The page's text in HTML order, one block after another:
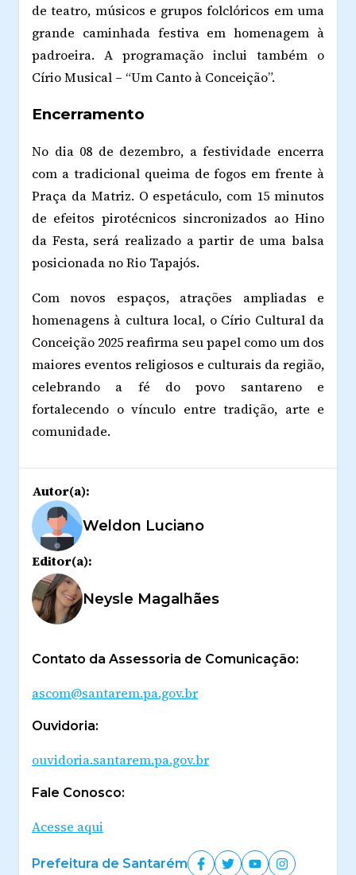
de teatro, músicos e grupos folclóricos em uma
grande caminhada festiva em homenagem à
padroeira. A programação inclui também o
Círio Musical – “Um Canto à Conceição”.
Encerramento
No dia 08 de dezembro, a festividade encerra
com a tradicional queima de fogos em frente à
Praça da Matriz. O espetáculo, com 15 minutos
de efeitos pirotécnicos sincronizados ao Hino
da Festa, será realizado a partir de uma balsa
posicionada no Rio Tapajós.
Com novos espaços, atrações ampliadas e
homenagens à cultura local, o Círio Cultural da
Conceição 2025 reafirma seu papel como um dos
maiores eventos religiosos e culturais da região,
celebrando a fé do povo santareno e
fortalecendo o vínculo entre tradição, arte e
comunidade.
Autor(a):
Weldon Luciano
Editor(a):
Neysle Magalhães
Contato da Assessoria de Comunicação:
ascom@santarem.pa.gov.br
Ouvidoria:
ouvidoria.santarem.pa.gov.br
Fale Conosco:
Acesse aqui
Prefeitura de Santarém